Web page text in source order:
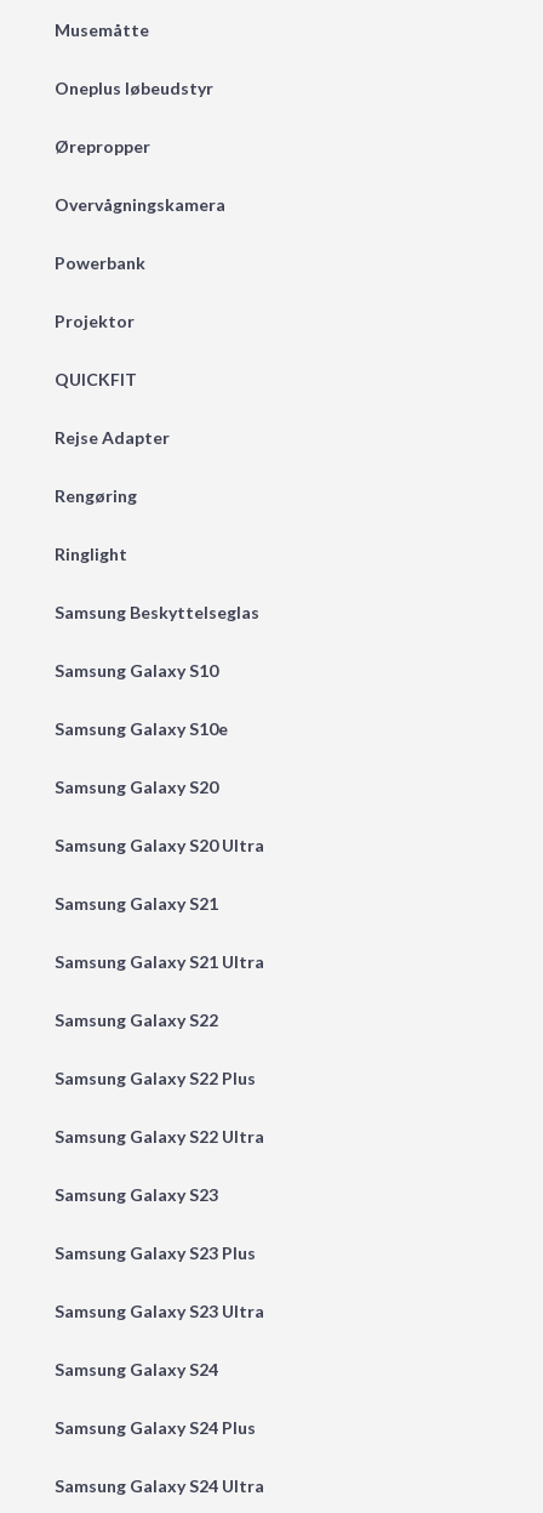
Musemåtte
Oneplus løbeudstyr
Ørepropper
Overvågningskamera
Powerbank
Projektor
QUICKFIT
Rejse Adapter
Rengøring
Ringlight
Samsung Beskyttelseglas
Samsung Galaxy S10
Samsung Galaxy S10e
Samsung Galaxy S20
Samsung Galaxy S20 Ultra
Samsung Galaxy S21
Samsung Galaxy S21 Ultra
Samsung Galaxy S22
Samsung Galaxy S22 Plus
Samsung Galaxy S22 Ultra
Samsung Galaxy S23
Samsung Galaxy S23 Plus
Samsung Galaxy S23 Ultra
Samsung Galaxy S24
Samsung Galaxy S24 Plus
Samsung Galaxy S24 Ultra